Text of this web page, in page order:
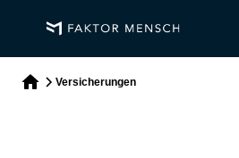
Versicherungen